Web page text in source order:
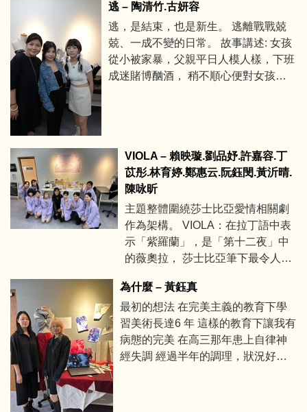
重視肉體的滿足，忽路心靈的溝 通
交流，以紫色黑色呈現神祕性感，
貼身的服裝展 現出身體的曲線。
裝代表人類對自然的破壞導致末日
環境， 整體以大地色為主，其餘利
用無彩色做為點綴。
逃 – 陶清竹.古妍容
逃，是結束，也是新生。 逃離戰戰兢
兢、一成不變的日常。 故事講述: 女孩
從小被家暴，父親平日人模人樣，下班
成迷賭博酗酒， 稍不順心便對女孩拳
VIOLA – 賴映璇.劉品妤.許嘉容.丁
苡彤.林育婷.鄭惠云.阮鈺閔.黃沂晴.
陳咏昕
主題整體圍繞莎士比亞愛情相關劇
作為架構。 VIOLA：在拉丁語中表
示「紫羅蘭」，是「第十二夜」中
的薇奧拉， 莎士比亞筆下最令人喜
也是「仲夏夜之夢」 裡那朵滴在眼
皮上會有奇妙事發生的三色堇。 以
芳療作為出發，去創作有藝術價值
與特色的產品，在使用的同時感受
故事氛圍， 於美好的情境裡進行產
為什麼 – 黃鈺真
最初的想法 在完美主義的教育下學
習美術長達6 年 這樣的教育下讓我有
病態的完美 在高三那年患上自律神
經失調 經過半年的調理，狀況好了